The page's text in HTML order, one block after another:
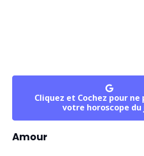
Cliquez et Cochez pour ne
votre horoscope du
Amour